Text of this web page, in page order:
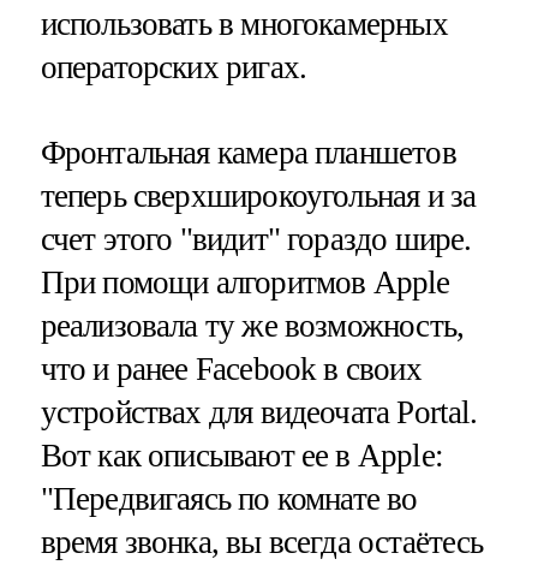
использовать в многокамерных
операторских ригах.
Фронтальная камера планшетов
теперь сверхширокоугольная и за
счет этого "видит" гораздо шире.
При помощи алгоритмов Apple
реализовала ту же возможность,
что и ранее Facebook в своих
устройствах для видеочата Portal.
Вот как описывают ее в Apple:
"Передвигаясь по комнате во
время звонка, вы всегда остаётесь